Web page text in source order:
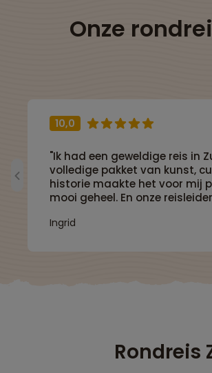
Onze
10,0
"Ik had een geweldige reis in
volledige pakket van kunst,
historie maakte het voor mij
mooi geheel. En onze
groepsleden en kennis van
Ingrid
Rondreis